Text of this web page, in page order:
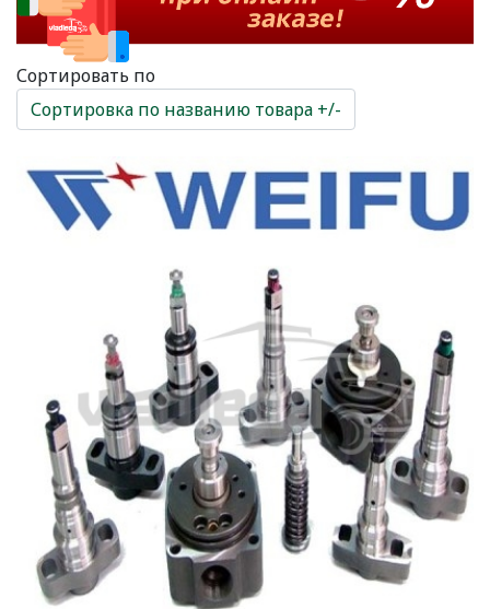
Сортировать по
Сортировка по названию товара +/-